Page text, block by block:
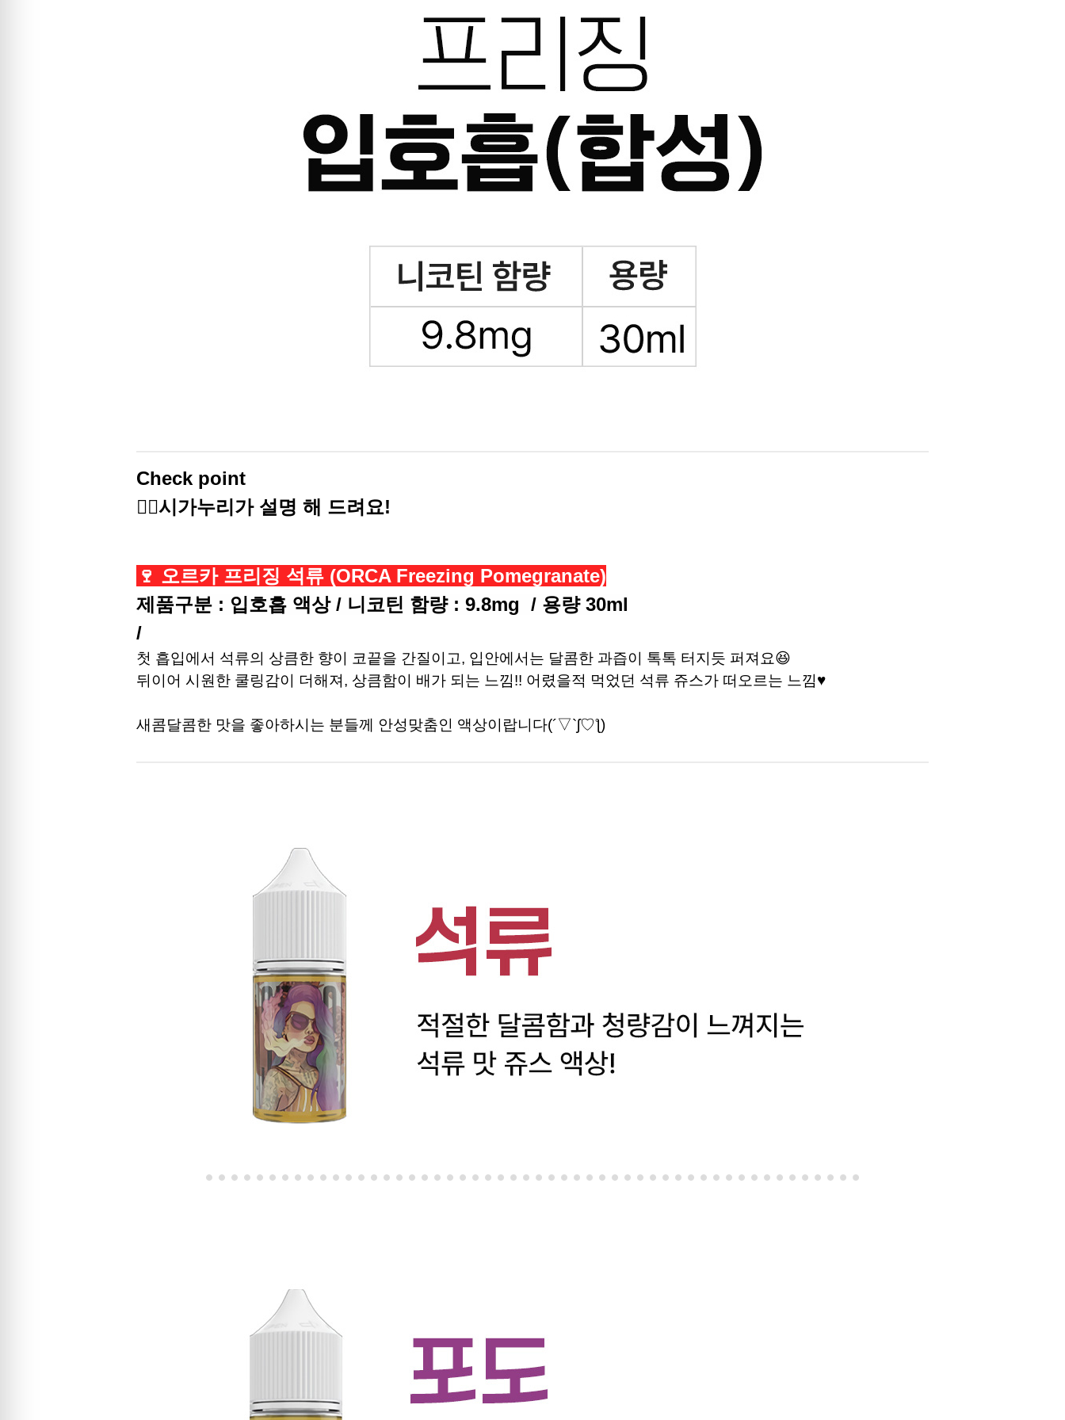
Check point
🙋‍♀️시가누리가 설명 해 드려요!
🍷 오르카 프리징 석류 (ORCA Freezing Pomegranate)
제품구분 : 입호흡 액상 / 니코틴 함량 : 9.8mg / 용량 30ml
/
첫 흡입에서 석류의 상큼한 향이 코끝을 간질이고, 입안에서는 달콤한 과즙이 톡톡 터지듯 퍼져요😆
뒤이어 시원한 쿨링감이 더해져, 상큼함이 배가 되는 느낌!! 어렸을적 먹었던 석류 쥬스가 떠오르는 느낌♥
새콤달콤한 맛을 좋아하시는 분들께 안성맞춤인 액상이랍니다(´▽`ʃ♡ƪ)